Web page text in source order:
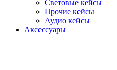
Световые кейсы
Прочие кейсы
Аудио кейсы
Аксессуары